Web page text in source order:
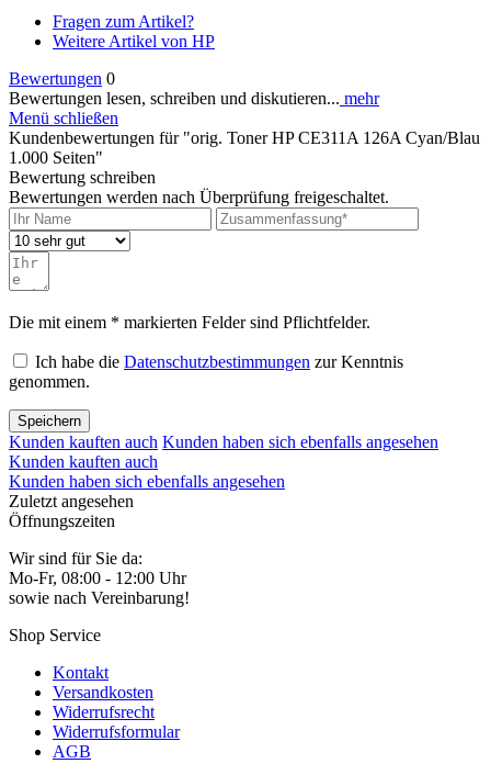
Fragen zum Artikel?
Weitere Artikel von HP
Bewertungen 0
Bewertungen lesen, schreiben und diskutieren... mehr
Menü schließen
Kundenbewertungen für "orig. Toner HP CE311A 126A Cyan/Blau
1.000 Seiten"
Bewertung schreiben
Bewertungen werden nach Überprüfung freigeschaltet.
Die mit einem * markierten Felder sind Pflichtfelder.
Ich habe die Datenschutzbestimmungen zur Kenntnis
genommen.
Speichern
Kunden kauften auch Kunden haben sich ebenfalls angesehen
Kunden kauften auch
Kunden haben sich ebenfalls angesehen
Zuletzt angesehen
Öffnungszeiten
Wir sind für Sie da:
Mo-Fr, 08:00 - 12:00 Uhr
sowie nach Vereinbarung!
Shop Service
Kontakt
Versandkosten
Widerrufsrecht
Widerrufsformular
AGB